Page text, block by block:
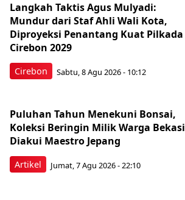
Cirebon
Langkah Taktis Agus Mulyadi:
Mundur dari Staf Ahli Wali Kota,
Diproyeksi Penantang Kuat Pilkada
Cirebon 2029
Sabtu, 8 Agu 2026 - 10:12
Artikel
Puluhan Tahun Menekuni Bonsai,
Koleksi Beringin Milik Warga Bekasi
Diakui Maestro Jepang
Jumat, 7 Agu 2026 - 22:10